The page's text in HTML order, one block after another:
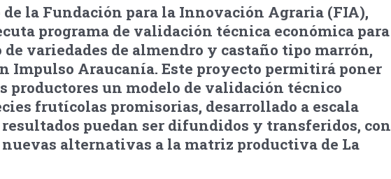
la Fundación para la Innovación Agraria (FIA),
programa de validación técnica económica para
variedades de almendro y castaño tipo marrón,
Impulso Araucanía. Este proyecto permitirá poner
productores un modelo de validación técnico
frutícolas promisorias, desarrollado a escala
puedan ser difundidos y transferidos, con
alternativas a la matriz productiva de La